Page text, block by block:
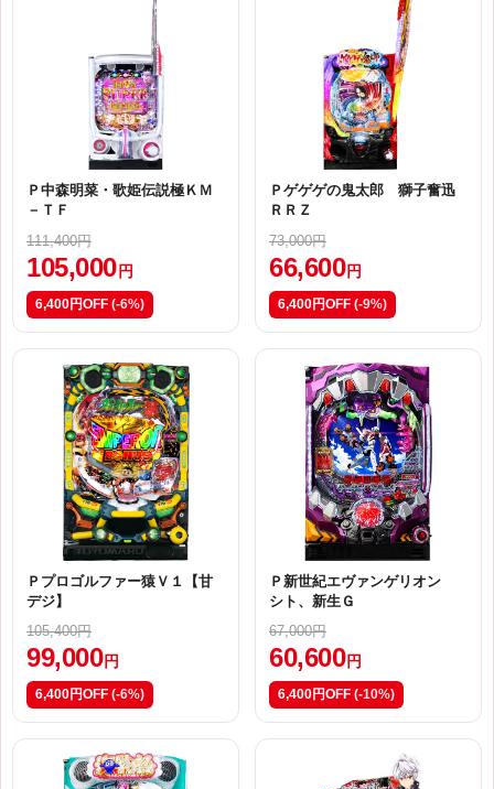
Ｐ中森明菜・歌姫伝説極ＫＭ
－ＴＦ
111,400円
105,000 円
6,400円OFF (-6%)
Ｐゲゲゲの鬼太郎 獅子奮迅
ＲＲＺ
73,000円
66,600 円
6,400円OFF (-9%)
Ｐプロゴルファー猿Ｖ１【甘
デジ】
105,400円
99,000 円
6,400円OFF (-6%)
Ｐ新世紀エヴァンゲリオン
シト、新生Ｇ
67,000円
60,600 円
6,400円OFF (-10%)